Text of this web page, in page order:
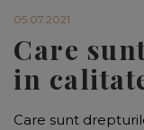
05.07.2021
Care
in
Care sunt